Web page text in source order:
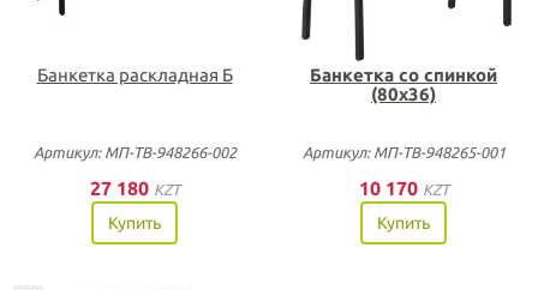
Банкетка раскладная Б
Артикул: МП-ТВ-948266-002
27 180 KZT
Купить
Банкетка со спинкой
(80х36)
Артикул: МП-ТВ-948265-001
10 170 KZT
Купить